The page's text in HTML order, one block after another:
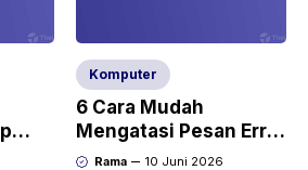
Komputer
6 Cara Mudah
Mengatasi Pesan Error
Video TDR Failure
Rama 10 Juni 2026